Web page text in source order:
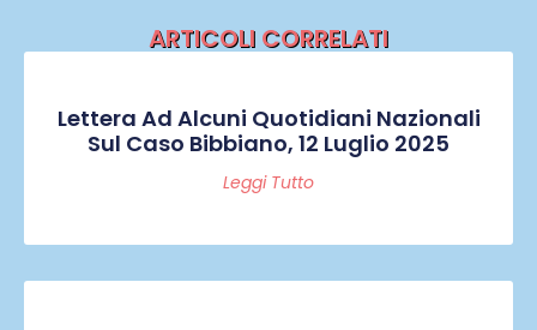
ARTICOLI CORRELATI
Lettera Ad Alcuni Quotidiani Nazionali
Sul Caso Bibbiano, 12 Luglio 2025
Leggi Tutto